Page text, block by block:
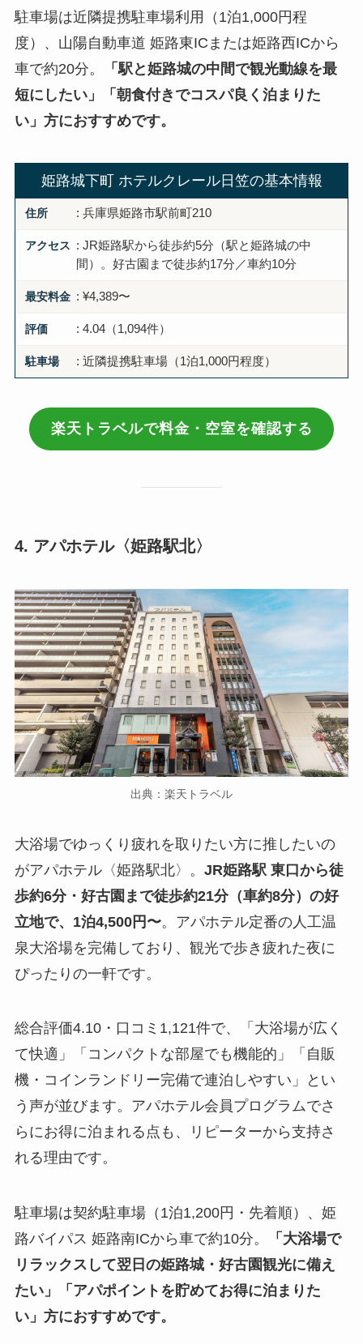
駐車場は近隣提携駐車場利用（1泊1,000円程
度）、山陽自動車道 姫路東ICまたは姫路西ICから
車で約20分。
「駅と姫路城の中間で観光動線を最
短にしたい」「朝食付きでコスパ良く泊まりた
い」方におすすめです。
姫路城下町 ホテルクレール日笠の基本情報
住所 : 兵庫県姫路市駅前町210
アクセス : JR姫路駅から徒歩約5分（駅と姫路城の中
間）。好古園まで徒歩約17分／車約10分
最安料金 : ¥4,389〜
評価 : 4.04（1,094件）
駐車場 : 近隣提携駐車場（1泊1,000円程度）
楽天トラベルで料金・空室を確認する
4. アパホテル〈姫路駅北〉
出典：楽天トラベル
大浴場でゆっくり疲れを取りたい方に推したいの
がアパホテル〈姫路駅北〉。 JR姫路駅 東口から徒
歩約6分・好古園まで徒歩約21分（車約8分）の好
立地で、1泊4,500円〜。アパホテル定番の人工温
泉大浴場を完備しており、観光で歩き疲れた夜に
ぴったりの一軒です。
総合評価4.10・口コミ1,121件で、「大浴場が広く
て快適」「コンパクトな部屋でも機能的」「自販
機・コインランドリー完備で連泊しやすい」とい
う声が並びます。アパホテル会員プログラムでさ
らにお得に泊まれる点も、リピーターから支持さ
れる理由です。
駐車場は契約駐車場（1泊1,200円・先着順）、姫
路バイパス 姫路南ICから車で約10分。
「大浴場で
リラックスして翌日の姫路城・好古園観光に備え
たい」「アパポイントを貯めてお得に泊まりた
い」方におすすめです。